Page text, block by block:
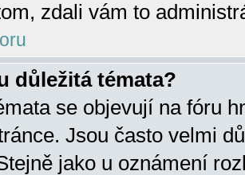
zdali vám to
důležitá témata?
se objevují na fóru
Jsou často velmi
jako u oznámení